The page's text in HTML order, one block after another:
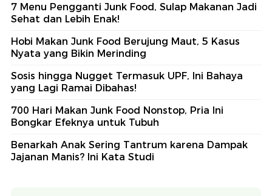
7 Menu Pengganti Junk Food, Sulap Makanan Jadi
Sehat dan Lebih Enak!
Hobi Makan Junk Food Berujung Maut, 5 Kasus
Nyata yang Bikin Merinding
Sosis hingga Nugget Termasuk UPF, Ini Bahaya
yang Lagi Ramai Dibahas!
700 Hari Makan Junk Food Nonstop, Pria Ini
Bongkar Efeknya untuk Tubuh
Benarkah Anak Sering Tantrum karena Dampak
Jajanan Manis? Ini Kata Studi